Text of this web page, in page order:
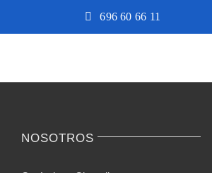
al
696 60 66 11
NOSOTROS